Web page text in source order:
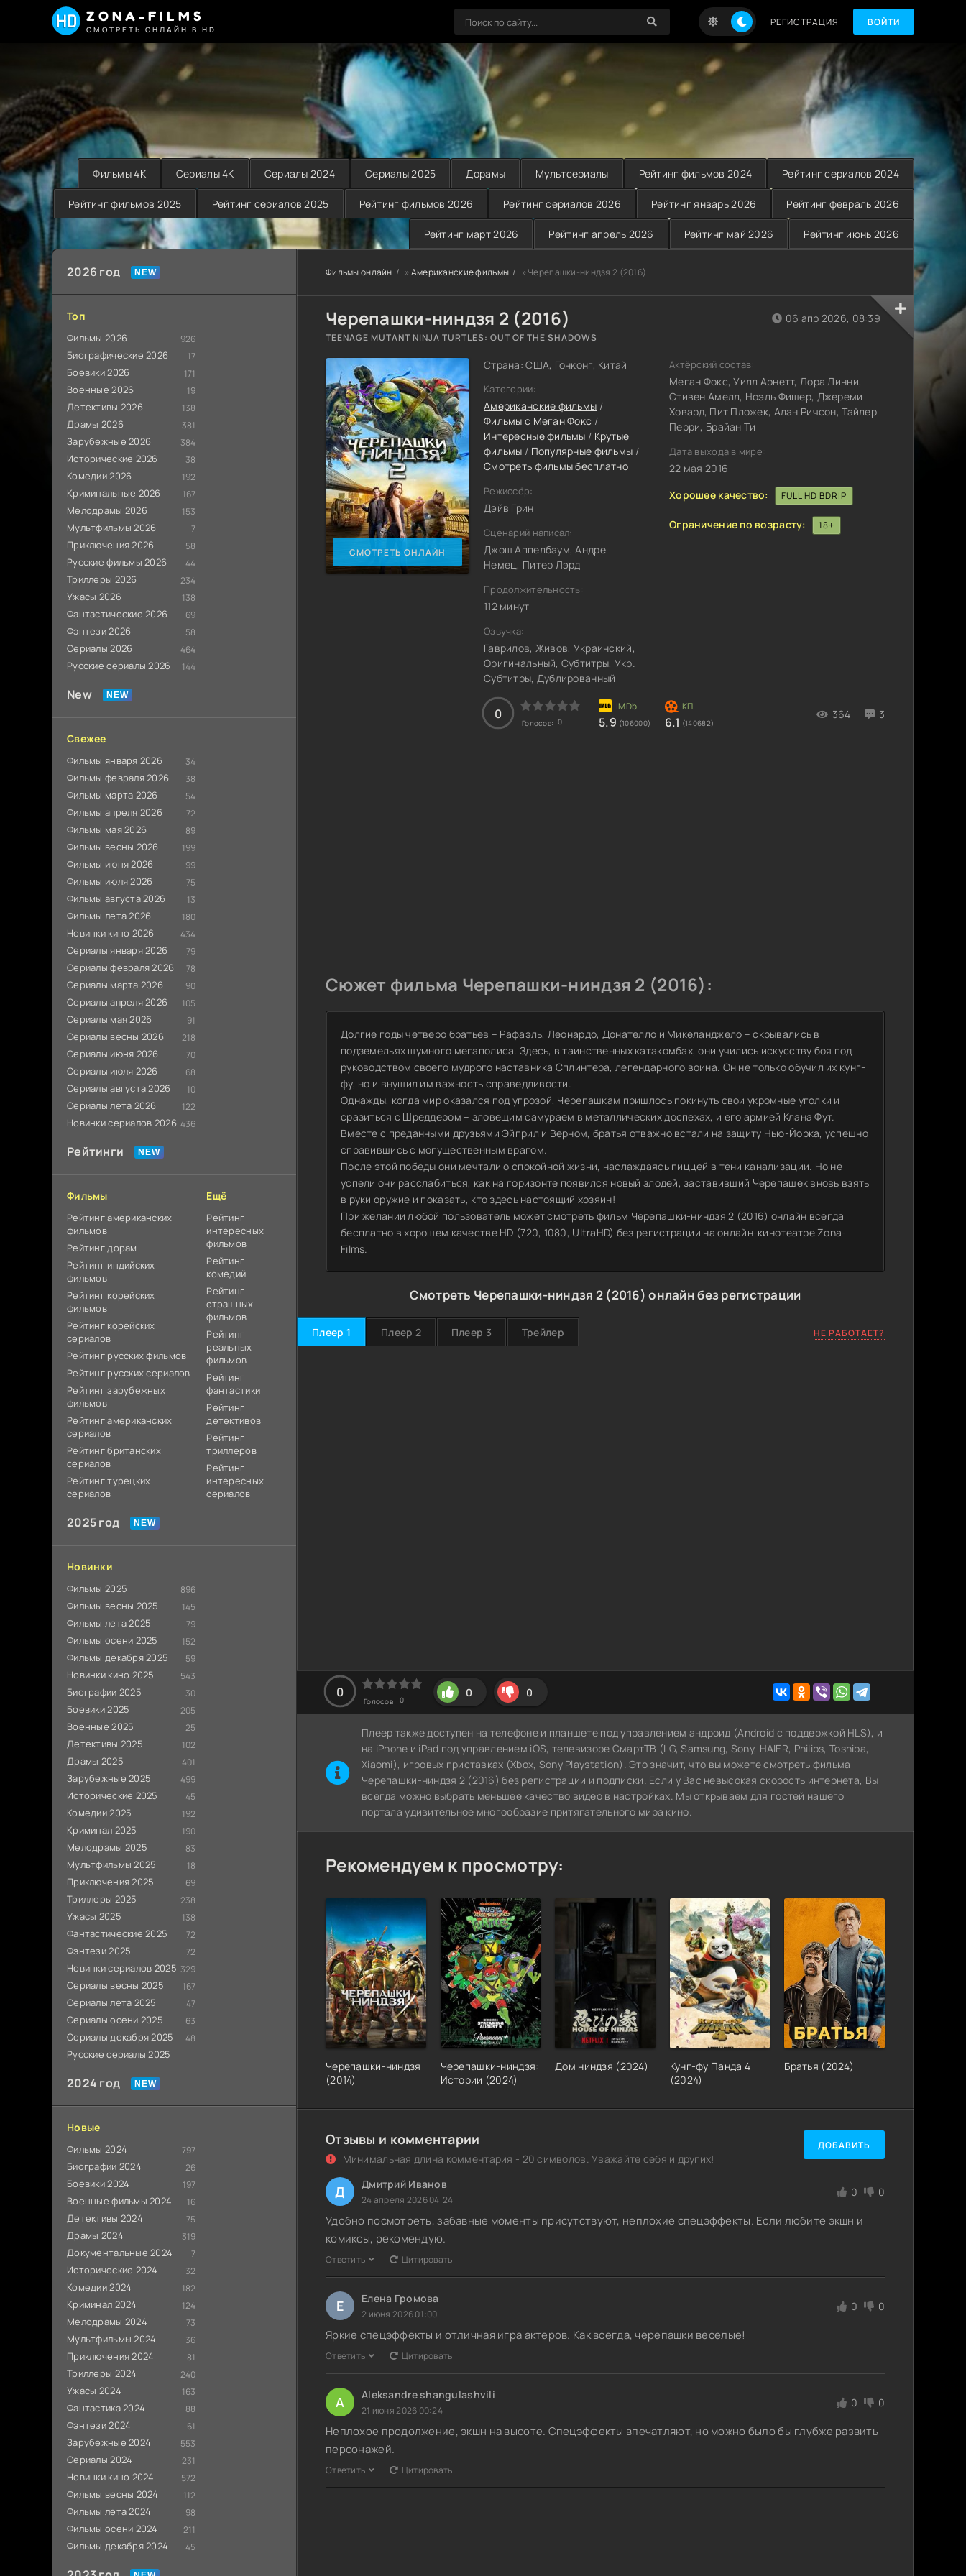
ZONA-FILMS
СМОТРЕТЬ ОНЛАЙН В HD
РЕГИСТРАЦИЯ ВОЙТИ
Фильмы 4K Сериалы 4K Сериалы 2024 Сериалы 2025 Дорамы Мультсериалы Рейтинг фильмов 2024 Рейтинг сериалов 2024
Рейтинг фильмов 2025 Рейтинг сериалов 2025 Рейтинг фильмов 2026 Рейтинг сериалов 2026 Рейтинг январь 2026 Рейтинг февраль 2026
Рейтинг март 2026 Рейтинг апрель 2026 Рейтинг май 2026 Рейтинг июнь 2026
2026 год
Топ
Фильмы 2026 926
Биографические 2026 17
Боевики 2026 171
Военные 2026 19
Детективы 2026 138
Драмы 2026 381
Зарубежные 2026 384
Исторические 2026 38
Комедии 2026 192
Криминальные 2026 167
Мелодрамы 2026 153
Мультфильмы 2026 7
Приключения 2026 58
Русские фильмы 2026 44
Триллеры 2026 234
Ужасы 2026 138
Фантастические 2026 69
Фэнтези 2026 58
Сериалы 2026 464
Русские сериалы 2026 144
New
Свежее
Фильмы января 2026 34
Фильмы февраля 2026 38
Фильмы марта 2026 54
Фильмы апреля 2026 72
Фильмы мая 2026 89
Фильмы весны 2026 199
Фильмы июня 2026 99
Фильмы июля 2026 75
Фильмы августа 2026 13
Фильмы лета 2026 180
Новинки кино 2026 434
Сериалы января 2026 79
Сериалы февраля 2026 78
Сериалы марта 2026 90
Сериалы апреля 2026 105
Сериалы мая 2026 91
Сериалы весны 2026 218
Сериалы июня 2026 70
Сериалы июля 2026 68
Сериалы августа 2026 10
Сериалы лета 2026 122
Новинки сериалов 2026 436
Рейтинги
Фильмы
Рейтинг американских
фильмов
Рейтинг дорам
Рейтинг индийских
фильмов
Рейтинг корейских
фильмов
Рейтинг корейских
сериалов
Рейтинг русских фильмов
Рейтинг русских сериалов
Рейтинг зарубежных
фильмов
Рейтинг американских
сериалов
Рейтинг британских
сериалов
Рейтинг турецких
сериалов
Ещё
Рейтинг
интересных
фильмов
Рейтинг
комедий
Рейтинг
страшных
фильмов
Рейтинг
реальных
фильмов
Рейтинг
фантастики
Рейтинг
детективов
Рейтинг
триллеров
Рейтинг
интересных
сериалов
2025 год
Новинки
Фильмы 2025 896
Фильмы весны 2025 145
Фильмы лета 2025 79
Фильмы осени 2025 152
Фильмы декабря 2025 59
Новинки кино 2025 543
Биографии 2025 30
Боевики 2025 205
Военные 2025 25
Детективы 2025 102
Драмы 2025 401
Зарубежные 2025 499
Исторические 2025 45
Комедии 2025 192
Криминал 2025 190
Мелодрамы 2025 83
Мультфильмы 2025 18
Приключения 2025 69
Триллеры 2025 238
Ужасы 2025 138
Фантастические 2025 72
Фэнтези 2025 72
Новинки сериалов 2025 329
Сериалы весны 2025 167
Сериалы лета 2025 47
Сериалы осени 2025 63
Сериалы декабря 2025 48
Русские сериалы 2025
2024 год
Новые
Фильмы 2024 797
Биографии 2024 26
Боевики 2024 197
Военные фильмы 2024 16
Детективы 2024 75
Драмы 2024 319
Документальные 2024 7
Исторические 2024 32
Комедии 2024 182
Криминал 2024 124
Мелодрамы 2024 73
Мультфильмы 2024 36
Приключения 2024 81
Триллеры 2024 240
Ужасы 2024 163
Фантастика 2024 88
Фэнтези 2024 61
Зарубежные 2024 553
Сериалы 2024 231
Новинки кино 2024 572
Фильмы весны 2024 112
Фильмы лета 2024 98
Фильмы осени 2024 211
Фильмы декабря 2024 45
Фильмы онлайн » Американские фильмы » Черепашки-ниндзя 2 (2016)
Черепашки-ниндзя 2 (2016)
TEENAGE MUTANT NINJA TURTLES: OUT OF THE SHADOWS
СМОТРЕТЬ ОНЛАЙН
Страна: США, Гонконг, Китай
Категории:
Американские фильмы /
Фильмы c Меган Фокс /
Интересные фильмы / Крутые
фильмы / Популярные фильмы /
Смотреть фильмы бесплатно
Режиссёр:
Дэйв Грин
Сценарий написал:
Джош Аппелбаум, Андре
Немец, Питер Лэрд
Продолжительность:
112 минут
Озвучка:
Гаврилов, Живов, Украинский,
Оригинальный, Субтитры, Укр.
Субтитры, Дублированный
0
Голосов: 0 5.9 (106000) 6.1 (140682)
364 3
06 апр 2026, 08:39
Актёрский состав:
Меган Фокс, Уилл Арнетт, Лора Линни,
Стивен Амелл, Ноэль Фишер, Джереми
Ховард, Пит Пложек, Алан Ричсон, Тайлер
Перри, Брайан Ти
Дата выхода в мире:
22 мая 2016
Хорошее качество:
FULL HD BDRIP
Ограничение по возрасту: 18+
Сюжет фильма Черепашки-ниндзя 2 (2016):
Долгие годы четверо братьев – Рафаэль, Леонардо, Донателло и Микеланджело – скрывались в
подземельях шумного мегаполиса. Здесь, в таинственных катакомбах, они учились искусству боя под
руководством своего мудрого наставника Сплинтера, легендарного воина. Он не только обучил их кунг-
фу, но и внушил им важность справедливости.
Однажды, когда мир оказался под угрозой, Черепашкам пришлось покинуть свои укромные уголки и
сразиться с Шреддером – зловещим самураем в металлических доспехах, и его армией Клана Фут.
Вместе с преданными друзьями Эйприл и Верном, братья отважно встали на защиту Нью-Йорка, успешно
справившись с могущественным врагом.
После этой победы они мечтали о спокойной жизни, наслаждаясь пиццей в тени канализации. Но не
успели они расслабиться, как на горизонте появился новый злодей, заставивший Черепашек вновь взять
в руки оружие и показать, кто здесь настоящий хозяин!
При желании любой пользователь может смотреть фильм Черепашки-ниндзя 2 (2016) онлайн всегда
бесплатно в хорошем качестве HD (720, 1080, UltraHD) без регистрации на онлайн-кинотеатре Zona-
Films.
Смотреть Черепашки-ниндзя 2 (2016) онлайн без регистрации
Плеер 1 Плеер 2 Плеер 3 Трейлер НЕ РАБОТАЕТ?
0
Голосов: 0
0 0
Плеер также доступен на телефоне и планшете под управлением андроид (Android с поддержкой HLS), и
на iPhone и iPad под управлением iOS, телевизоре СмартТВ (LG, Samsung, Sony, HAIER, Philips, Toshiba,
Xiaomi), игровых приставках (Xbox, Sony Playstation). Это значит, что вы можете cмотреть фильма
Черепашки-ниндзя 2 (2016) без регистрации и подписки. Если у Вас невысокая скорость интернета, Вы
всегда можно выбрать меньшее качество видео в настройках. Мы открываем для гостей нашего
портала удивительное многообразие притягательного мира кино.
Рекомендуем к просмотру:
Черепашки-ниндзя
(2014)
Черепашки-ниндзя:
Истории (2024)
Дом ниндзя (2024)
Кунг-фу Панда 4
(2024)
Братья (2024)
Отзывы и комментарии
Минимальная длина комментария - 20 символов. Уважайте себя и других!
ДОБАВИТЬ
Д Дмитрий Иванов
24 апреля 2026 04:24
0 0
Удобно посмотреть, забавные моменты присутствуют, неплохие спецэффекты. Если любите экшн и
комиксы, рекомендую.
Ответить Цитировать
Е Елена Громова
2 июня 2026 01:00
0 0
Яркие спецэффекты и отличная игра актеров. Как всегда, черепашки веселые!
Ответить Цитировать
A Aleksandre shangulashvili
21 июня 2026 00:24
0 0
Неплохое продолжение, экшн на высоте. Спецэффекты впечатляют, но можно было бы глубже развить
персонажей.
Ответить Цитировать